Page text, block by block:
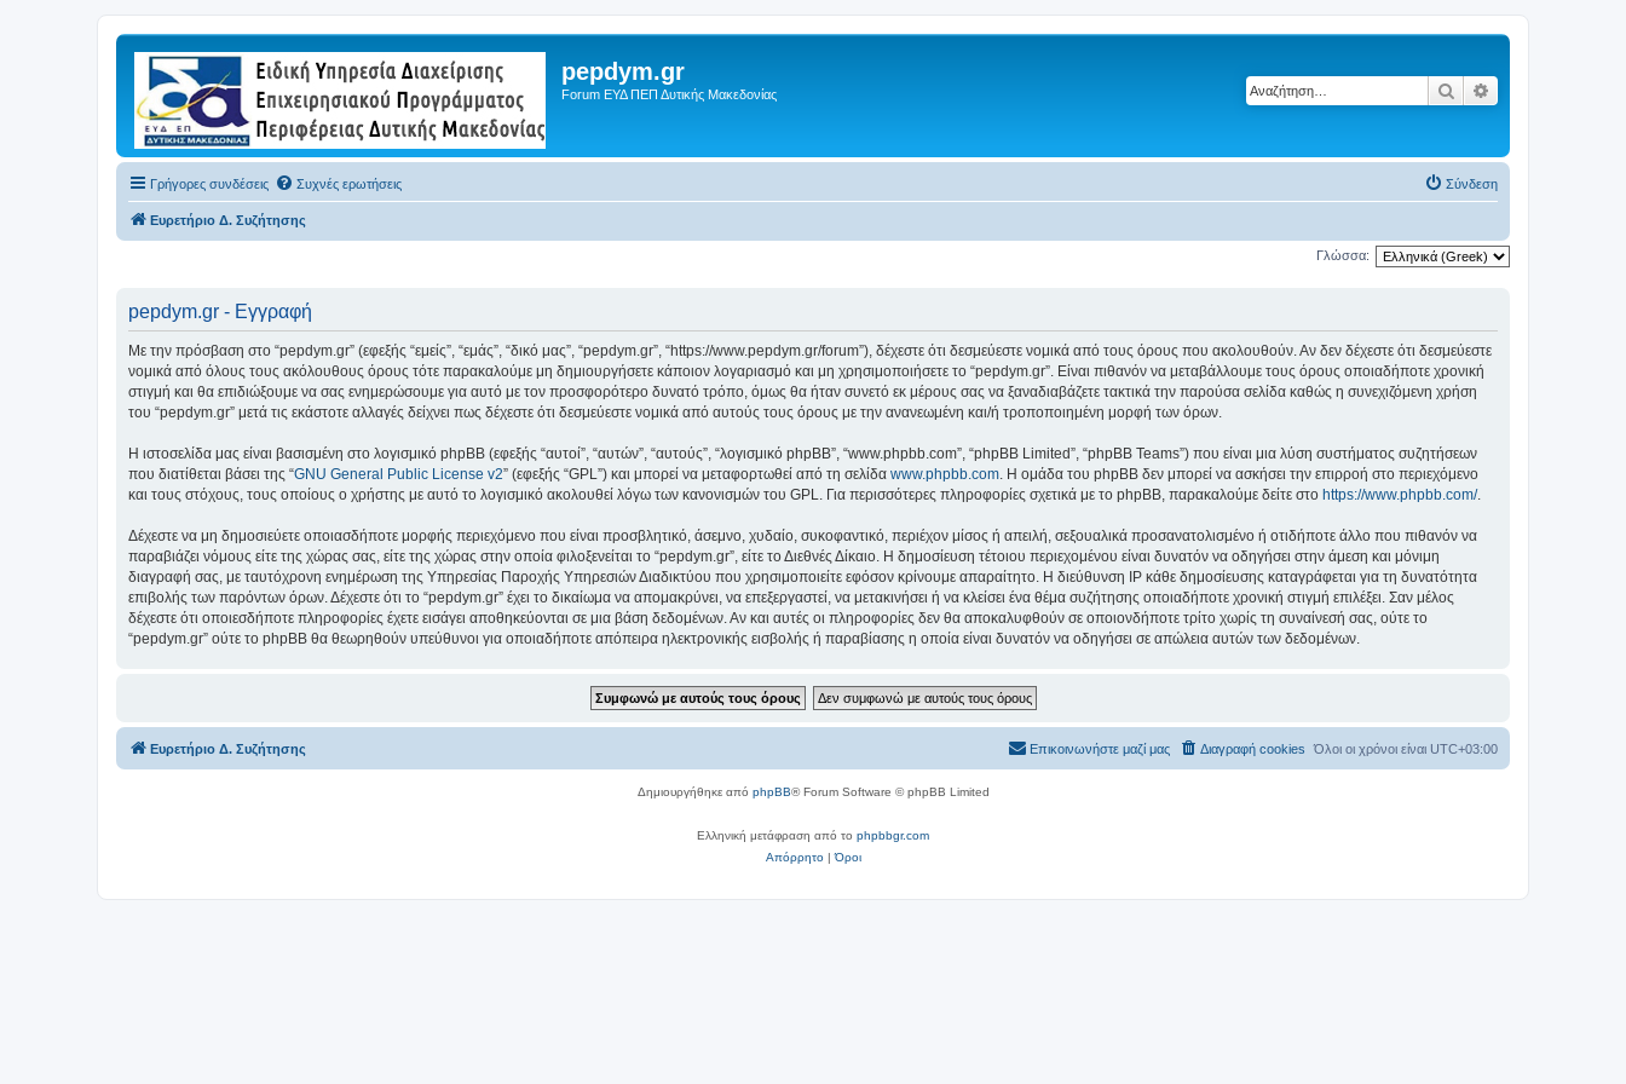
pepdym.gr
Forum ΕΥΔ ΠΕΠ Δυτικής Μακεδονίας Αναζήτηση
Γρήγορες συνδέσεις Συχνές ερωτήσεις Σύνδεση
Ευρετήριο Δ. Συζήτησης
Γλώσσα:
pepdym.gr - Εγγραφή
Με την πρόσβαση στο “pepdym.gr” (εφεξής “εμείς”, “εμάς”, “δικό μας”, “pepdym.gr”, “https://www.pepdym.gr/forum”), δέχεστε ότι δεσμεύεστε νομικά από τους όρους που ακολουθούν. Αν δεν δέχεστε ότι δεσμεύεστε
νομικά από όλους τους ακόλουθους όρους τότε παρακαλούμε μη δημιουργήσετε κάποιον λογαριασμό και μη χρησιμοποιήσετε το “pepdym.gr”. Είναι πιθανόν να μεταβάλλουμε τους όρους οποιαδήποτε χρονική
στιγμή και θα επιδιώξουμε να σας ενημερώσουμε για αυτό με τον προσφορότερο δυνατό τρόπο, όμως θα ήταν συνετό εκ μέρους σας να ξαναδιαβάζετε τακτικά την παρούσα σελίδα καθώς η συνεχιζόμενη χρήση
του “pepdym.gr” μετά τις εκάστοτε αλλαγές δείχνει πως δέχεστε ότι δεσμεύεστε νομικά από αυτούς τους όρους με την ανανεωμένη και/ή τροποποιημένη μορφή των όρων.
Η ιστοσελίδα μας είναι βασισμένη στο λογισμικό phpBB (εφεξής “αυτοί”, “αυτών”, “αυτούς”, “λογισμικό phpBB”, “www.phpbb.com”, “phpBB Limited”, “phpBB Teams”) που είναι μια λύση συστήματος συζητήσεων
που διατίθεται βάσει της “GNU General Public License v2” (εφεξής “GPL”) και μπορεί να μεταφορτωθεί από τη σελίδα www.phpbb.com . Η ομάδα του phpBB δεν μπορεί να ασκήσει την επιρροή στο περιεχόμενο
και τους στόχους, τους οποίους ο χρήστης με αυτό το λογισμικό ακολουθεί λόγω των κανονισμών του GPL. Για περισσότερες πληροφορίες σχετικά με το phpBB, παρακαλούμε δείτε στο https://www.phpbb.com/.
Δέχεστε να μη δημοσιεύετε οποιασδήποτε μορφής περιεχόμενο που είναι προσβλητικό, άσεμνο, χυδαίο, συκοφαντικό, περιέχον μίσος ή απειλή, σεξουαλικά προσανατολισμένο ή οτιδήποτε άλλο που πιθανόν να
παραβιάζει νόμους είτε της χώρας σας, είτε της χώρας στην οποία φιλοξενείται το “pepdym.gr”, είτε το Διεθνές Δίκαιο. Η δημοσίευση τέτοιου περιεχομένου είναι δυνατόν να οδηγήσει στην άμεση και μόνιμη
διαγραφή σας, με ταυτόχρονη ενημέρωση της Υπηρεσίας Παροχής Υπηρεσιών Διαδικτύου που χρησιμοποιείτε εφόσον κρίνουμε απαραίτητο. Η διεύθυνση IP κάθε δημοσίευσης καταγράφεται για τη δυνατότητα
επιβολής των παρόντων όρων. Δέχεστε ότι το “pepdym.gr” έχει το δικαίωμα να απομακρύνει, να επεξεργαστεί, να μετακινήσει ή να κλείσει ένα θέμα συζήτησης οποιαδήποτε χρονική στιγμή επιλέξει. Σαν μέλος
δέχεστε ότι οποιεσδήποτε πληροφορίες έχετε εισάγει αποθηκεύονται σε μια βάση δεδομένων. Αν και αυτές οι πληροφορίες δεν θα αποκαλυφθούν σε οποιονδήποτε τρίτο χωρίς τη συναίνεσή σας, ούτε το
“pepdym.gr” ούτε το phpBB θα θεωρηθούν υπεύθυνοι για οποιαδήποτε απόπειρα ηλεκτρονικής εισβολής ή παραβίασης η οποία είναι δυνατόν να οδηγήσει σε απώλεια αυτών των δεδομένων.
Ευρετήριο Δ. Συζήτησης Όλοι οι χρόνοι είναι UTC+03:00
Διαγραφή cookies
Επικοινωνήστε μαζί μας
Δημιουργήθηκε από phpBB® Forum Software © phpBB Limited
Ελληνική μετάφραση από το phpbbgr.com
Απόρρητο|Όροι